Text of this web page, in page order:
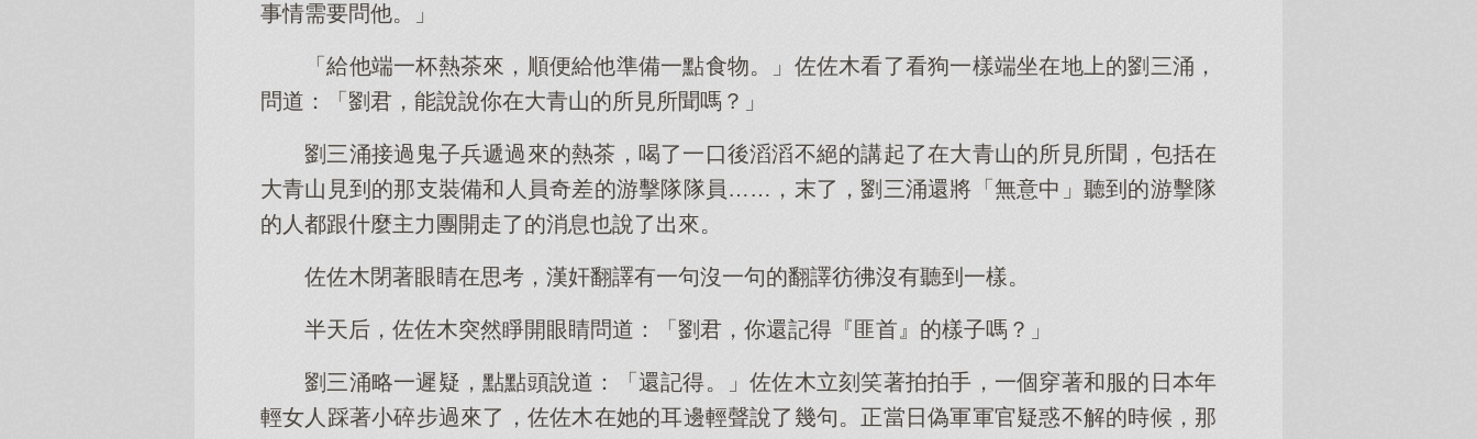
事情需要問他。」
「給他端一杯熱茶來，順便給他準備一點食物。」佐佐木看了看狗一樣端坐在地上的劉三涌，
問道：「劉君，能說說你在大青山的所見所聞嗎？」
劉三涌接過鬼子兵遞過來的熱茶，喝了一口後滔滔不絕的講起了在大青山的所見所聞，包括在
大青山見到的那支裝備和人員奇差的游擊隊隊員……，末了，劉三涌還將「無意中」聽到的游擊隊
的人都跟什麼主力團開走了的消息也說了出來。
佐佐木閉著眼睛在思考，漢奸翻譯有一句沒一句的翻譯彷彿沒有聽到一樣。
半天后，佐佐木突然睜開眼睛問道：「劉君，你還記得『匪首』的樣子嗎？」
劉三涌略一遲疑，點點頭說道：「還記得。」佐佐木立刻笑著拍拍手，一個穿著和服的日本年
輕女人踩著小碎步過來了，佐佐木在她的耳邊輕聲說了幾句。正當日偽軍軍官疑惑不解的時候，那